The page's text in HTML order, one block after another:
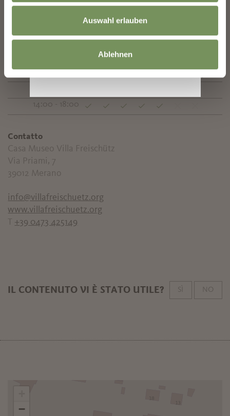
Auswahl erlauben
Ablehnen
01/08/2026 - 31/08/2026
lun mar mer gio ven sab dom
14:00 - 18:00
Contatto
Casa Museo Villa Freischütz
Via Priami, 7
39012 Merano
info@villafreischuetz.org
www.villafreischuetz.org
T +39 0473 425149
IL CONTENUTO VI È STATO UTILE? SÌ NO
−